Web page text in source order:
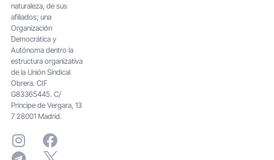
naturaleza, de sus
afiliados; una
Organización
Democrática y
Autónoma dentro la
estructura organizativa
de la Unión Sindical
Obrera. CIF
G83365445. C/
Principe de Vergara, 13
7 28001 Madrid.